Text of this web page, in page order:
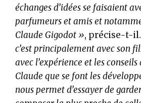
échanges d’idées se faisaient
parfumeurs et amis et
Claude Gigodot », précise-t-il.
c’est principalement avec son
avec l’expérience et les conseils
Claude que se font les
nous permet d’essayer de